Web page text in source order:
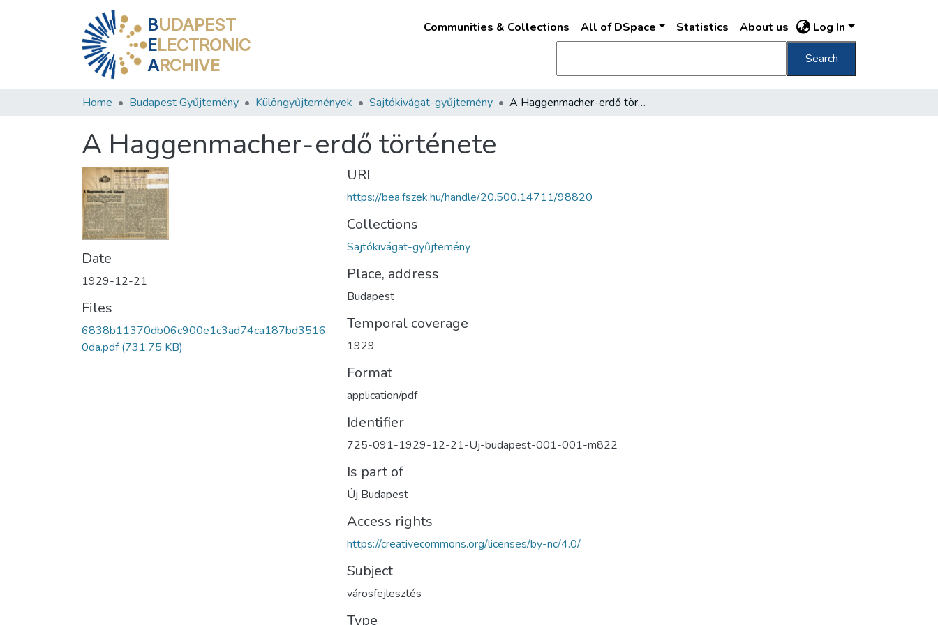
BUDAPEST
ELECTRONIC
ARCHIVE
Communities & Collections All of DSpace Statistics About us Log In
Search
Home Budapest Gyűjtemény Különgyűjtemények Sajtókivágat-gyűjtemény A Haggenmacher-erdő története
A Haggenmacher-erdő története
Date
1929-12-21
Files
6838b11370db06c900e1c3ad74ca187bd3516
0da.pdf(731.75 KB)
URI
https://bea.fszek.hu/handle/20.500.14711/98820
Collections
Sajtókivágat-gyűjtemény
Place, address
Budapest
Temporal coverage
1929
Format
application/pdf
Identifier
725-091-1929-12-21-Uj-budapest-001-001-m822
Is part of
Új Budapest
Access rights
https://creativecommons.org/licenses/by-nc/4.0/
Subject
városfejlesztés
Type